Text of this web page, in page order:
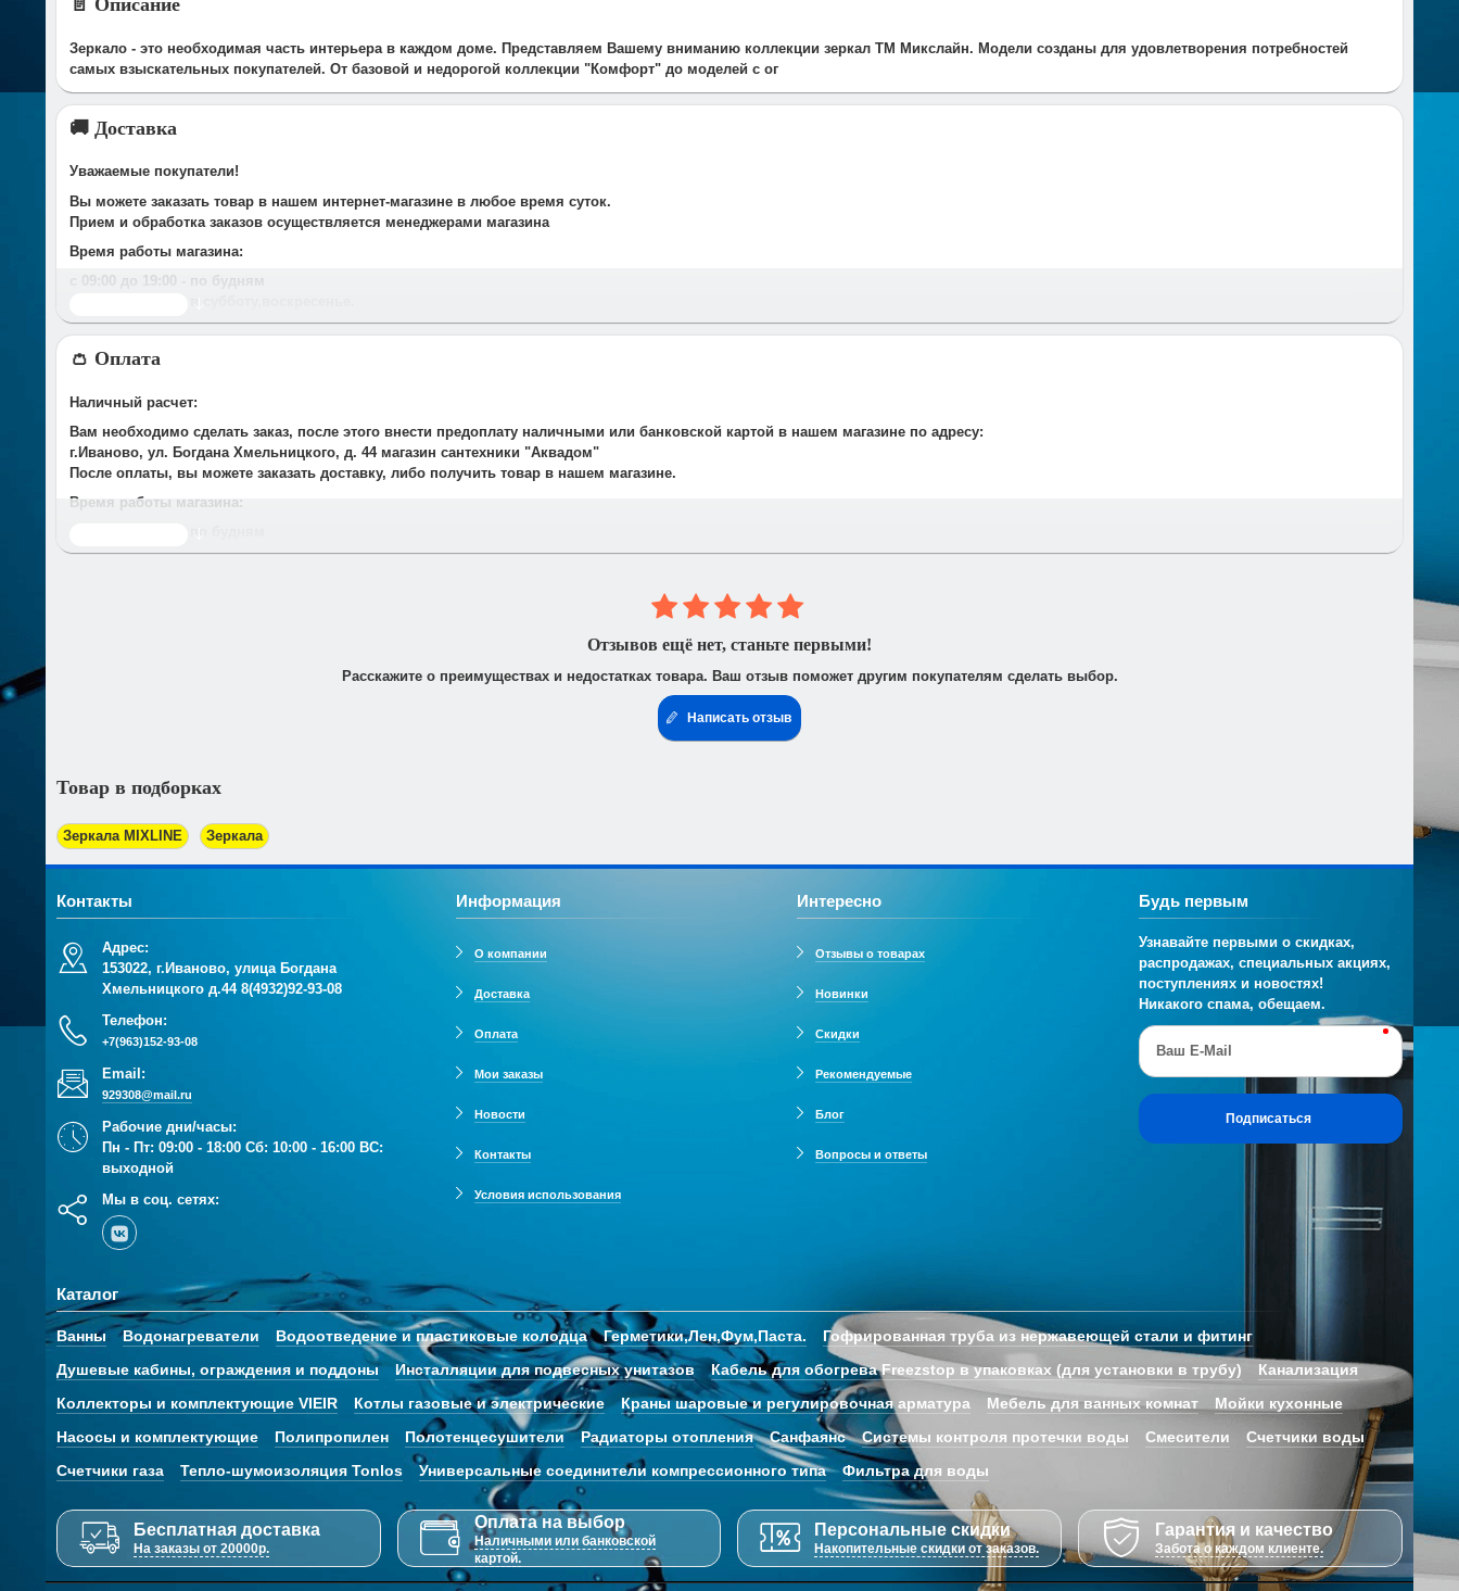
📄 Описание
Зеркало - это необходимая часть интерьера в каждом доме. Представляем Вашему вниманию коллекции зеркал ТМ Микслайн. Модели созданы для удовлетворения потребностей
самых взыскательных покупателей. От базовой и недорогой коллекции "Комфорт" до моделей с ог
🚚 Доставка
Уважаемые покупатели!
Вы можете заказать товар в нашем интернет-магазине в любое время суток.
Прием и обработка заказов осуществляется менеджерами магазина
Время работы магазина:
с 09:00 дo 19:00
- по будням
Срок доставки оговаривается при подтверждении заказа.
У компании есть служба доставки, дополнительно мы сотрудничаем со службой такси. Мы заранее оговариваем удобную дату и время и предупреждаем за час до приезда.
Стоимость доставки до Вашего подъезда в г.Иваново составляет 700 рублей.
*Доставка осуществляется до подъезда. Разгрузка товара не осуществляется.
👛 Оплата
Наличный расчет:
Вам необходимо сделать заказ, после этого внести предоплату наличными или банковской картой в нашем магазине по адресу:
г.Иваново, ул. Богдана Хмельницкого, д. 44 магазин сантехники "Аквадом"
После оплаты, вы можете заказать доставку, либо получить товар в нашем магазине.
Время работы магазина:
Оплата товара по безналичному расчёту возможна только юридическими лицами. После получения заказа Вам высылается счёт по электронной почте для его оплаты в банке в
трехдневный срок. При получении товара Вы должны предоставить доверенность от фирмы-плательщика.
Отзывов ещё нет, станьте первыми!
Расскажите о преимуществах и недостатках товара. Ваш отзыв поможет другим покупателям сделать выбор.
Написать отзыв
Товар в подборках
Зеркала MIXLINE Зеркала
Контакты
Адрес:
153022, г.Иваново, улица Богдана
Хмельницкого д.448(4932)92-93-08
Телефон:
+7(963)152-93-08
Email:
929308@mail.ru
Рабочие дни/часы:
Пн - Пт: 09:00 - 18:00 Сб: 10:00 - 16:00 ВС:
выходной
Мы в соц. сетях:
Информация
О компании
Доставка
Оплата
Мои заказы
Новости
Контакты
Условия использования
Интересно
Отзывы о товарах
Новинки
Скидки
Рекомендуемые
Блог
Вопросы и ответы
Будь первым
Узнавайте первыми о скидках,
распродажах, специальных акциях,
поступлениях и новостях!
Никакого спама, обещаем.
Ваш E-Mail
Подписаться
Каталог
Ванны Водонагреватели Водоотведение и пластиковые колодца Герметики,Лен,Фум,Паста.
Гофрированная труба из нержавеющей стали и фитинг
Душевые кабины, ограждения и поддоны
Инсталляции для подвесных унитазов Кабель для обогрева Freezstop в упаковках (для установки в трубу)
Канализация
Коллекторы и комплектующие VIEIR
Котлы газовые и электрические Краны шаровые и регулировочная арматура Мебель для ванных комнат
Мойки кухонные
Насосы и комплектующие
Полипропилен Полотенцесушители Радиаторы отопления Санфаянс Системы контроля протечки воды Смесители
Счетчики воды
Счетчики газа
Тепло-шумоизоляция Tonlos Универсальные соединители компрессионного типа Фильтра для воды
Бесплатная доставка
На заказы от 20000р.
Оплата на выбор
Наличными или банковской
картой.
Персональные скидки
Накопительные скидки от заказов.
Гарантия и качество
Забота о каждом клиенте.